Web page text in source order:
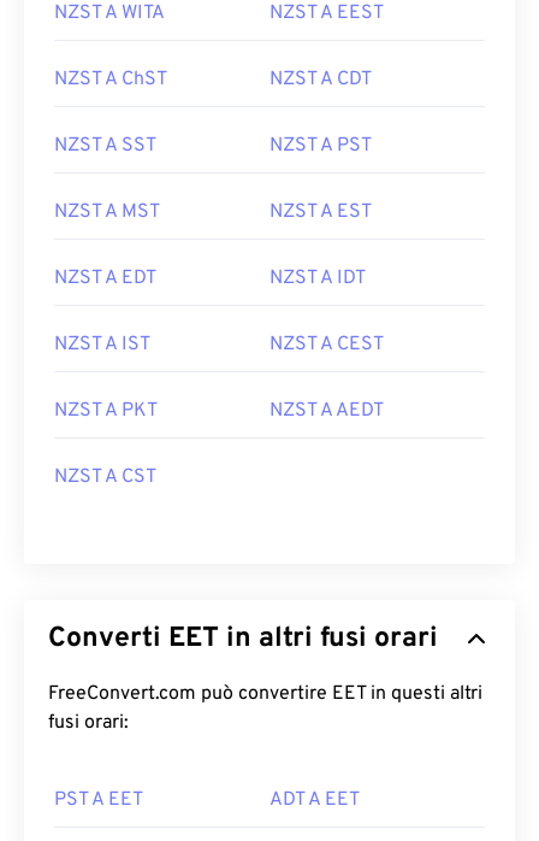
NZST A WITA NZST A EEST
NZST A ChST NZST A CDT
NZST A SST NZST A PST
NZST A MST NZST A EST
NZST A EDT NZST A IDT
NZST A IST NZST A CEST
NZST A PKT NZST A AEDT
NZST A CST
Converti EET in altri fusi orari
FreeConvert.com può convertire EET in questi altri
fusi orari:
PST A EET ADT A EET